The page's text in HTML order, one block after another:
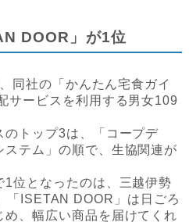
DOOR」が1位
同社の「かんたん宅食ガイ
サービスを利用する男女109
トップ3は、「コープデ
ステム」の順で、生協関連が
位となったのは、三越伊勢
ISETAN DOOR」は日ごろ
、幅広い商品を届けてくれ